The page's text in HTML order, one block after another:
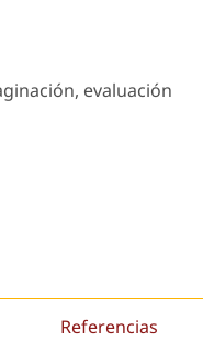
evaluación
Referencias